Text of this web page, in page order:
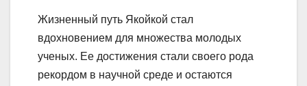
Жизненный путь Якойкой стал
вдохновением для множества молодых
ученых. Ее достижения стали своего рода
рекордом в научной среде и остаются